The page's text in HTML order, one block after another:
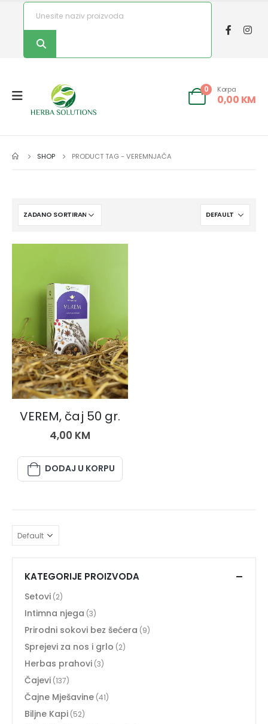
0 Korpa
0,00 KM
SHOP PRODUCT TAG - VEREMNJAČA
ČAJEVI
VEREM, čaj 50 gr.
4,00 KM
DODAJ U KORPU
KATEGORIJE PROIZVODA
Setovi (2)
Intimna njega (3)
Prirodni sokovi bez šećera (9)
Sprejevi za nos i grlo (2)
Herbas prahovi (3)
Čajevi (137)
Čajne Mješavine (41)
Biljne Kapi (52)